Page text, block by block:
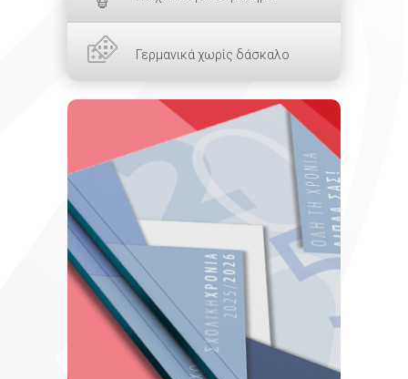
Γερμανικά χωρίς δάσκαλο